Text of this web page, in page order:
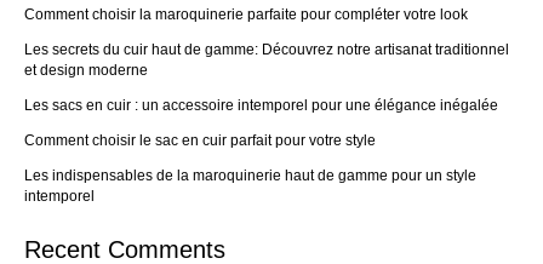
Comment choisir la maroquinerie parfaite pour compléter votre look
Les secrets du cuir haut de gamme: Découvrez notre artisanat traditionnel
et design moderne
Les sacs en cuir : un accessoire intemporel pour une élégance inégalée
Comment choisir le sac en cuir parfait pour votre style
Les indispensables de la maroquinerie haut de gamme pour un style
intemporel
Recent Comments